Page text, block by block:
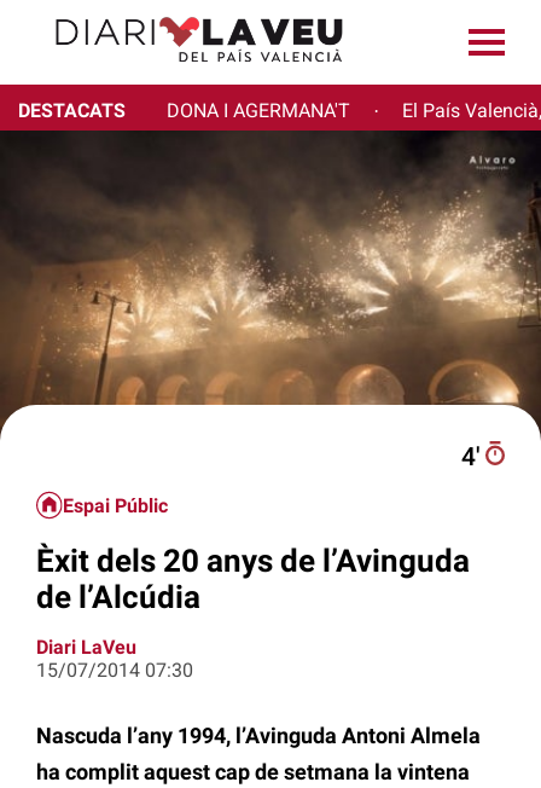
DESTACATS DONA I AGERMANA'T · El País
4′
Espai Públic
Èxit dels 20 anys de l’Avinguda
de l’Alcúdia
Diari LaVeu
15/07/2014 07:30
Nascuda l’any 1994, l’Avinguda Antoni Almela
ha complit aquest cap de setmana la vintena